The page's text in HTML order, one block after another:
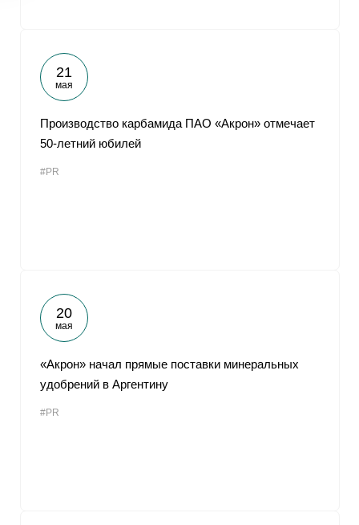
21
мая
Производство карбамида ПАО «Акрон» отмечает
50-летний юбилей
#PR
20
мая
«Акрон» начал прямые поставки минеральных
удобрений в Аргентину
#PR